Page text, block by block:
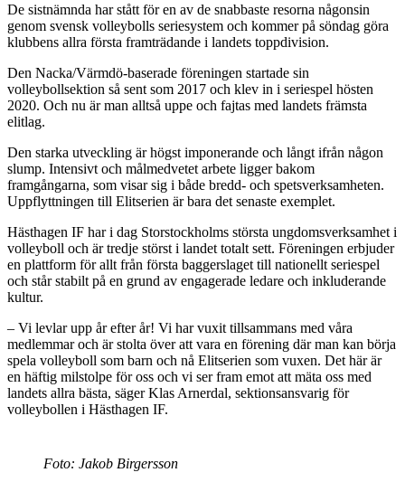
De sistnämnda har stått för en av de snabbaste resorna någonsin
genom svensk volleybolls seriesystem och kommer på söndag göra
klubbens allra första framträdande i landets toppdivision.
Den Nacka/Värmdö-baserade föreningen startade sin
volleybollsektion så sent som 2017 och klev in i seriespel hösten
2020. Och nu är man alltså uppe och fajtas med landets främsta
elitlag.
Den starka utveckling är högst imponerande och långt ifrån någon
slump. Intensivt och målmedvetet arbete ligger bakom
framgångarna, som visar sig i både bredd- och spetsverksamheten.
Uppflyttningen till Elitserien är bara det senaste exemplet.
Hästhagen IF har i dag Storstockholms största ungdomsverksamhet i
volleyboll och är tredje störst i landet totalt sett. Föreningen erbjuder
en plattform för allt från första baggerslaget till nationellt seriespel
och står stabilt på en grund av engagerade ledare och inkluderande
kultur.
– Vi levlar upp år efter år! Vi har vuxit tillsammans med våra
medlemmar och är stolta över att vara en förening där man kan börja
spela volleyboll som barn och nå Elitserien som vuxen. Det här är
en häftig milstolpe för oss och vi ser fram emot att mäta oss med
landets allra bästa, säger Klas Arnerdal, sektionsansvarig för
volleybollen i Hästhagen IF.
Foto: Jakob Birgersson